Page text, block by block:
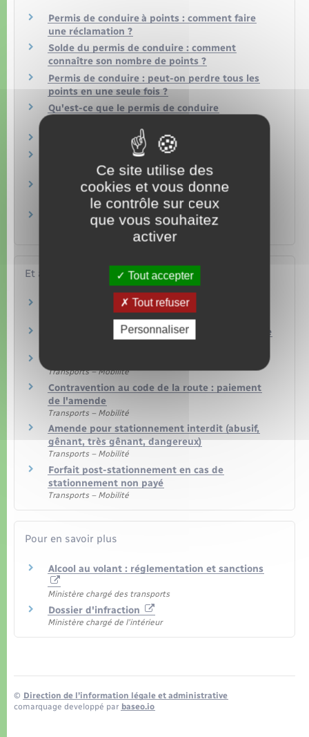
Permis de conduire à points : comment faire
une réclamation ?
Solde du permis de conduire : comment
connaître son nombre de points ?
Permis de conduire : peut-on perdre tous les
points en une seule fois ?
Qu'est-ce que le permis de conduire
Retrait de permis : quelles sont les règles ?
Retrait de points, amende : quelle sanction en
cas d'infraction à vélo ?
Comment demander un relevé d'information
restreint (RIR) ?
Permis de conduire : comment demander un
relevé d'information intégral (RII) ?
Et aussi
Permis de conduire
Transports – Mobilité
Récupération des points du permis de conduire
Transports – Mobilité
Contravention au code de la route : paiement
de l'amende
Transports – Mobilité
Amende pour stationnement interdit (abusif,
gênant, très gênant, dangereux)
Transports – Mobilité
Forfait post-stationnement en cas de
stationnement non payé
Transports – Mobilité
Pour en savoir plus
Alcool au volant : réglementation et sanctions
Ministère chargé des transports
Dossier d'infraction
Ministère chargé de l'intérieur
© Direction de l’information légale et administrative
comarquage developpé par baseo.io
Ce site utilise des
cookies et vous donne
le contrôle sur ceux
que vous souhaitez
activer
Tout accepter
Tout refuser
Personnaliser